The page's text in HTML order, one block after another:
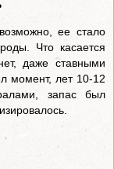
ее стало
Что касается
даже ставными
момент, лет 10-12
запас был